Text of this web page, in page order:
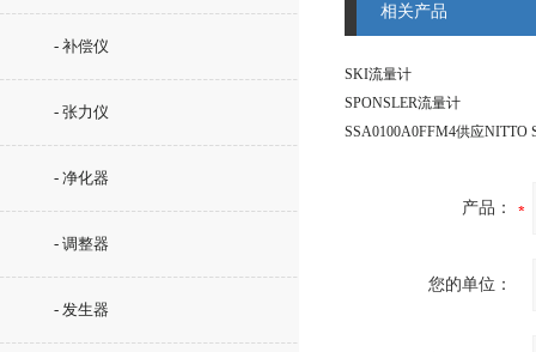
- 补偿仪
- 张力仪
- 净化器
- 调整器
- 发生器
相关产品
SKI流量计
SPONSLER流量计
产品：
您的单位：